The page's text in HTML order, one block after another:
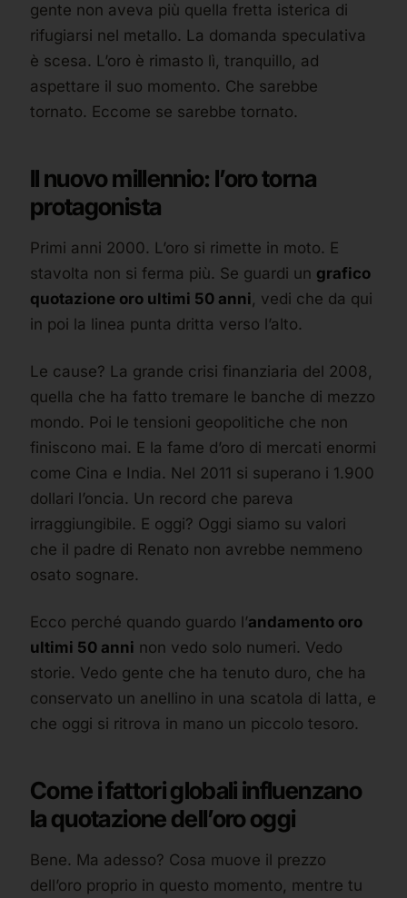
gente non aveva più quella fretta isterica di
rifugiarsi nel metallo. La domanda speculativa
è scesa. L’oro è rimasto lì, tranquillo, ad
aspettare il suo momento. Che sarebbe
tornato. Eccome se sarebbe tornato.
Il nuovo millennio: l’oro torna
protagonista
Primi anni 2000. L’oro si rimette in moto. E
stavolta non si ferma più. Se guardi un grafico
quotazione oro ultimi 50 anni, vedi che da qui
in poi la linea punta dritta verso l’alto.
Le cause? La grande crisi finanziaria del 2008,
quella che ha fatto tremare le banche di mezzo
mondo. Poi le tensioni geopolitiche che non
finiscono mai. E la fame d’oro di mercati enormi
come Cina e India. Nel 2011 si superano i 1.900
dollari l’oncia. Un record che pareva
irraggiungibile. E oggi? Oggi siamo su valori
che il padre di Renato non avrebbe nemmeno
osato sognare.
Ecco perché quando guardo l’andamento oro
ultimi 50 anni non vedo solo numeri. Vedo
storie. Vedo gente che ha tenuto duro, che ha
conservato un anellino in una scatola di latta, e
che oggi si ritrova in mano un piccolo tesoro.
Come i fattori globali influenzano
la quotazione dell’oro oggi
Bene. Ma adesso? Cosa muove il prezzo
dell’oro proprio in questo momento, mentre tu